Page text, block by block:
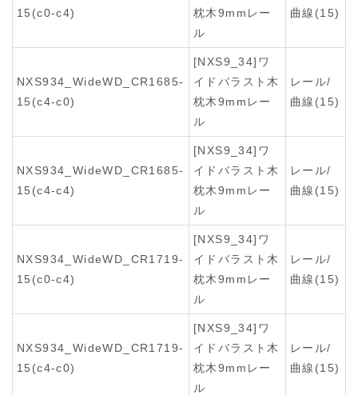
15(c0-c4)
枕木9mmレー
ル
曲線(15)
NXS934_WideWD_CR1685-
15(c4-c0)
[NXS9_34]ワ
イドバラスト木
枕木9mmレー
ル
レール/
曲線(15)
NXS934_WideWD_CR1685-
15(c4-c4)
[NXS9_34]ワ
イドバラスト木
枕木9mmレー
ル
レール/
曲線(15)
NXS934_WideWD_CR1719-
15(c0-c4)
[NXS9_34]ワ
イドバラスト木
枕木9mmレー
ル
レール/
曲線(15)
NXS934_WideWD_CR1719-
15(c4-c0)
[NXS9_34]ワ
イドバラスト木
枕木9mmレー
ル
レール/
曲線(15)